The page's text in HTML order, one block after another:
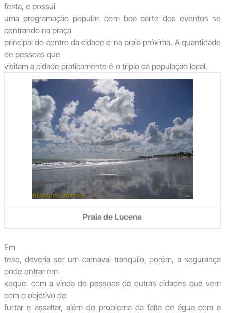
festa, e possui
uma programação popular, com boa parte dos eventos se
centrando na praça
principal do centro da cidade e na praia próxima. A quantidade
de pessoas que
visitam a cidade praticamente é o triplo da população local.
Praia de Lucena
Em
tese, deveria ser um carnaval tranquilo, porém, a segurança
pode entrar em
xeque, com a vinda de pessoas de outras cidades que vem
com o objetivo de
furtar e assaltar, além do problema da falta de água com a